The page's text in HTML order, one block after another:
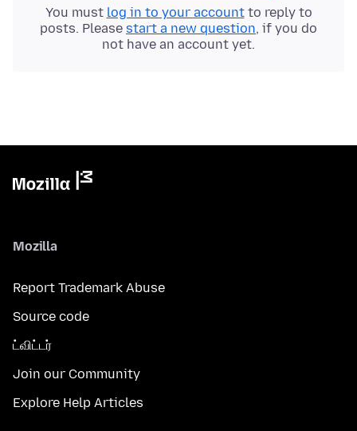
You must log in to your accountto reply to
posts. Please start a new question, if you do
not have an account yet.
Mozilla
Report Trademark Abuse
Source code
ட்விட்டர்
Join our Community
Explore Help Articles